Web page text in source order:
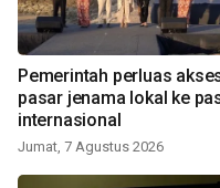
Pemerintah perluas
pasar jenama lokal ke
internasional
Jumat, 7 Agustus 2026